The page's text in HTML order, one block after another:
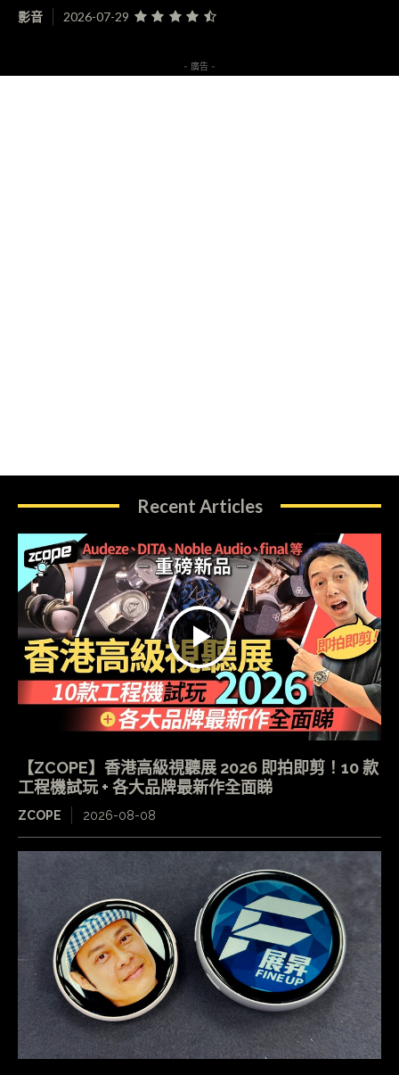
影音 2026-07-29
- 廣告 -
Recent Articles
【ZCOPE】香港高級視聽展 2026 即拍即剪！10 款
工程機試玩 + 各大品牌最新作全面睇
ZCOPE 2026-08-08